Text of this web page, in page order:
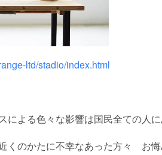
ltd/stadio/index.html
による色々な影響は国民全ての人に
くのかたに不幸なあった方々 お悔